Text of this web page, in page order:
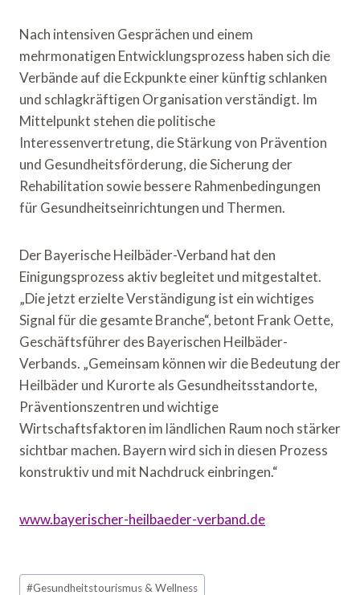
Nach intensiven Gesprächen und einem
mehrmonatigen Entwicklungsprozess haben sich die
Verbände auf die Eckpunkte einer künftig schlanken
und schlagkräftigen Organisation verständigt. Im
Mittelpunkt stehen die politische
Interessenvertretung, die Stärkung von Prävention
und Gesundheitsförderung, die Sicherung der
Rehabilitation sowie bessere Rahmenbedingungen
für Gesundheitseinrichtungen und Thermen.
Der Bayerische Heilbäder-Verband hat den
Einigungsprozess aktiv begleitet und mitgestaltet.
„Die jetzt erzielte Verständigung ist ein wichtiges
Signal für die gesamte Branche“, betont Frank Oette,
Geschäftsführer des Bayerischen Heilbäder-
Verbands. „Gemeinsam können wir die Bedeutung der
Heilbäder und Kurorte als Gesundheitsstandorte,
Präventionszentren und wichtige
Wirtschaftsfaktoren im ländlichen Raum noch stärker
sichtbar machen. Bayern wird sich in diesen Prozess
konstruktiv und mit Nachdruck einbringen.“
www.bayerischer-heilbaeder-verband.de
Schlagworte:
#Gesundheitstourismus & Wellness